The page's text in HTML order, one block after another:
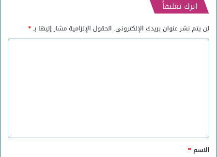
اترك تعليقاً
لن يتم نشر عنوان بريدك الإلكتروني. الحقول الإلزامية مشار إليها بـ*
*
الاسم *